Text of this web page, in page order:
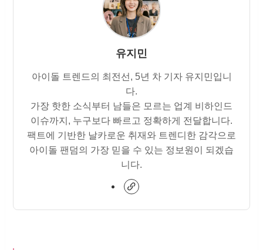
유지민
아이돌 트렌드의 최전선, 5년 차 기자 유지민입니
다.
가장 핫한 소식부터 남들은 모르는 업계 비하인드
이슈까지, 누구보다 빠르고 정확하게 전달합니다.
팩트에 기반한 날카로운 취재와 트렌디한 감각으로
아이돌 팬덤의 가장 믿을 수 있는 정보원이 되겠습
니다.